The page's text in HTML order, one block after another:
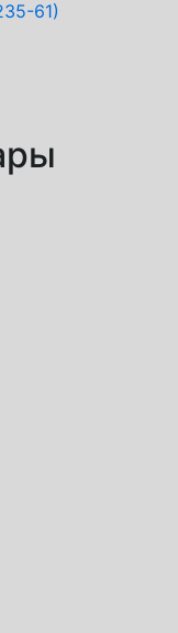
61)